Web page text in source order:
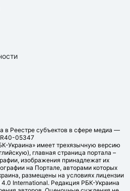
в Реестре субъектов в сфере медиа —
R40-05347
Украина» имеет трехязычную версию
главная страница портала –
изображения принадлежат их
на Портале, авторами которых
размещены на условиях лицензии
International. Редакция РБК-Украина